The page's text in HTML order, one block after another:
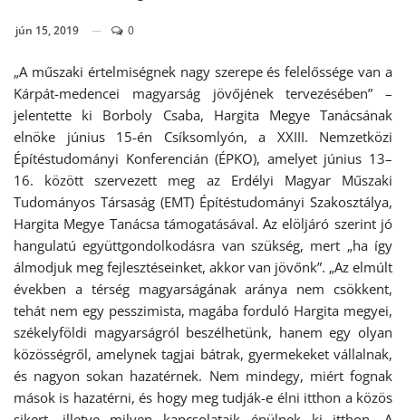
jún 15, 2019 0
„A műszaki értelmiségnek nagy szerepe és felelőssége van a
Kárpát-medencei magyarság jövőjének tervezésében” –
jelentette ki Borboly Csaba, Hargita Megye Tanácsának
elnöke június 15-én Csíksomlyón, a XXIII. Nemzetközi
Építéstudományi Konferencián (ÉPKO), amelyet június 13–
16. között szervezett meg az Erdélyi Magyar Műszaki
Tudományos Társaság (EMT) Építéstudományi Szakosztálya,
Hargita Megye Tanácsa támogatásával. Az elöljáró szerint jó
hangulatú együttgondolkodásra van szükség, mert „ha így
álmodjuk meg fejlesztéseinket, akkor van jövőnk”. „Az elmúlt
években a térség magyarságának aránya nem csökkent,
tehát nem egy pesszimista, magába forduló Hargita megyei,
székelyföldi magyarságról beszélhetünk, hanem egy olyan
közösségről, amelynek tagjai bátrak, gyermekeket vállalnak,
és nagyon sokan hazatérnek. Nem mindegy, miért fognak
mások is hazatérni, és hogy meg tudják-e élni itthon a közös